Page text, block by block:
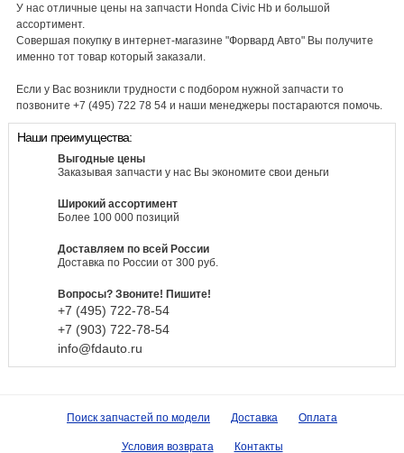
У нас отличные цены на запчасти Honda Civic Hb и большой
ассортимент.
Совершая покупку в интернет-магазине "Форвард Авто" Вы получите
именно тот товар который заказали.
Если у Вас возникли трудности с подбором нужной запчасти то
позвоните +7 (495) 722 78 54 и наши менеджеры постараются помочь.
Наши преимущества:
Выгодные цены
Заказывая запчасти у нас Вы экономите свои деньги
Широкий ассортимент
Более 100 000 позиций
Доставляем по всей России
Доставка по России от 300 руб.
Вопросы? Звоните! Пишите!
+7 (495) 722-78-54
+7 (903) 722-78-54
info@fdauto.ru
Поиск запчастей по модели Доставка Оплата
Условия возврата Контакты